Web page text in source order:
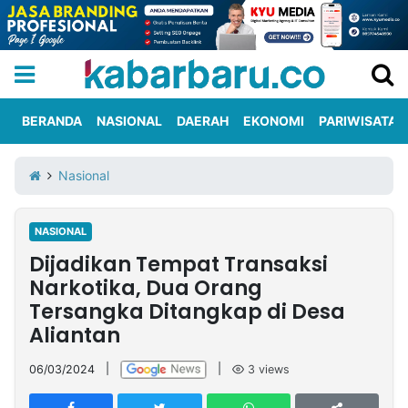
Iklan
Berita
Kami
Nasional
International
Olahraga
Entertainment
Daerah
Pariwisata
Kuliner
Kolom
Network
PT
TREETAN
BERANDA NASIONAL DAERAH EKONOMI PARIWISATA
Nasional
NASIONAL
Dijadikan Tempat Transaksi
Narkotika, Dua Orang
Tersangka Ditangkap di Desa
Aliantan
06/03/2024 3 views